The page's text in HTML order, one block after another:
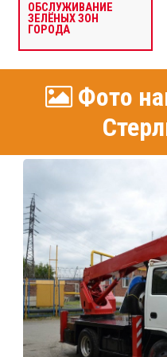
ОБСЛУЖИВАНИЕ
ЗЕЛЁНЫХ ЗОН
ГОРОДА
Фото